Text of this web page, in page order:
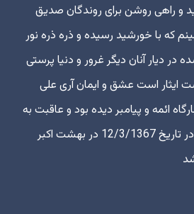
و راهی روشن برای روندگان صدیق
که با خورشید رسیده و ذره ذره نور
دیار آنان دیگر غرور و دنیا پرستی
است عشق و ایمان آری علی
ائمه و پیامبر دیده بود و عاقبت به
آرزوی دیرینه‌اش رسید و در تاریخ 12/3/1367 در بهشت اکبر